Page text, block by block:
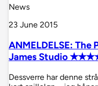
News
23 June 2015
ANMELDELSE: The
James Studio
Dessverre har denne